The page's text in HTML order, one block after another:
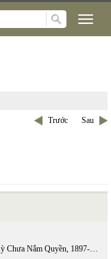
Trước Sau
Jean Baptiste Ngô Đình Diệm (1897 - 1963): Thời Kỳ Chưa Nắm Quyền, 1897-1954 (phần 2)